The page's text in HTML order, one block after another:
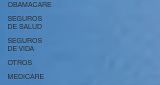
OBAMACARE
SEGUROS
DE SALUD
SEGUROS
DE VIDA
OTROS
MEDICARE